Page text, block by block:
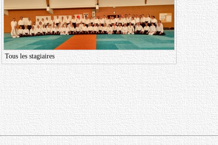
Tous les stagiaires